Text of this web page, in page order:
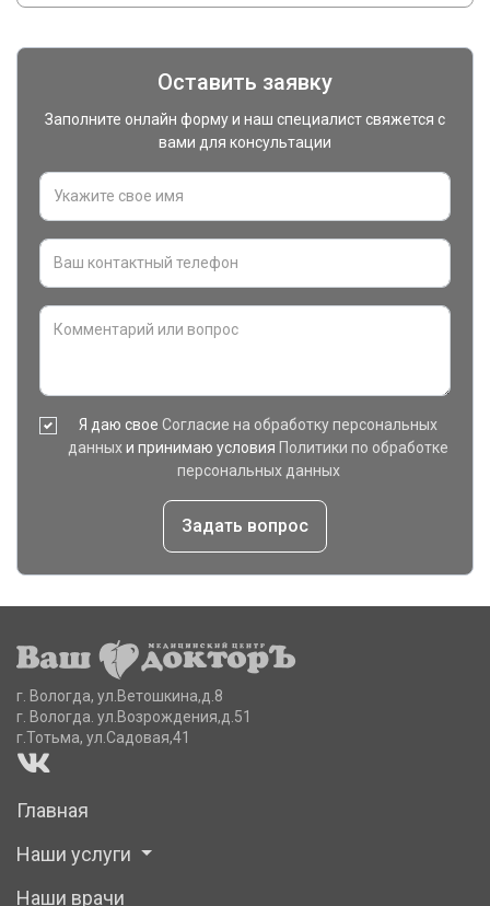
Оставить заявку
Заполните онлайн форму и наш специалист свяжется с
вами для консультации
Я даю свое Согласие на обработку персональных
данныхи принимаю условия Политики по обработке
персональных данных
Задать вопрос
г. Вологда, ул.Ветошкина,д.8
г. Вологда. ул.Возрождения,д.51
г.Тотьма, ул.Садовая,41
Главная
Наши услуги
Наши врачи